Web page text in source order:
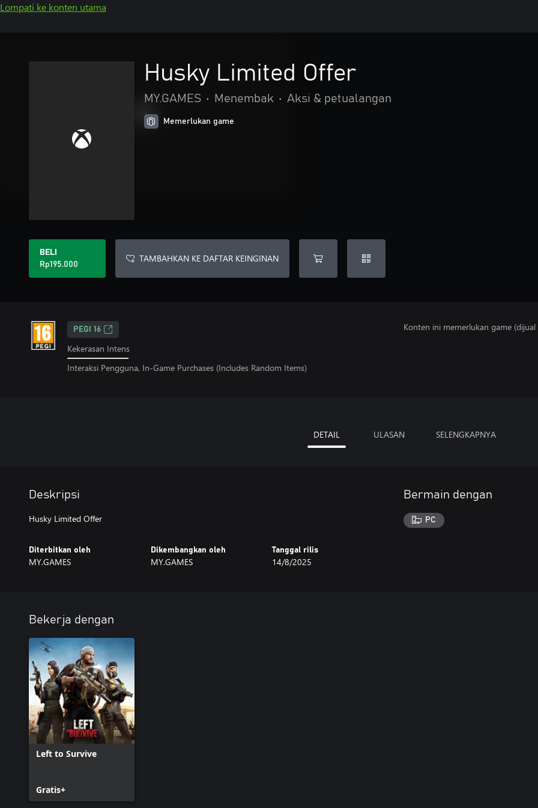
Lompati ke konten utama
Husky Limited Offer
MY.GAMES • Menembak • Aksi & petualangan
Memerlukan game
BELI
Rp195.000
TAMBAHKAN KE DAFTAR KEINGINAN
PEGI 16
Kekerasan Intens
Interaksi Pengguna, In-Game Purchases (Includes Random Items)
Konten ini memerlukan game (dijual
DETAIL ULASAN SELENGKAPNYA
Deskripsi
Husky Limited Offer
Diterbitkan oleh
MY.GAMES
Dikembangkan oleh
MY.GAMES
Tanggal rilis
14/8/2025
Bermain dengan
PC
Bekerja dengan
Left to Survive
Gratis+